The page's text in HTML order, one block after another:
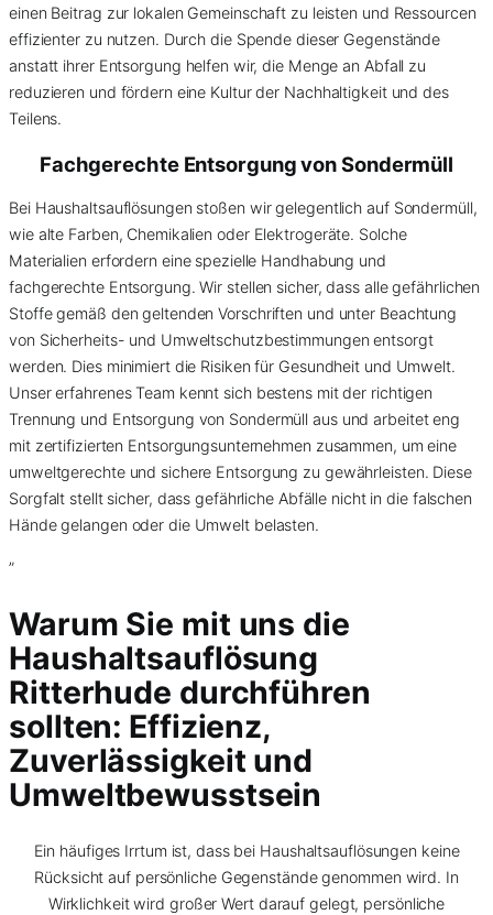
einen Beitrag zur lokalen Gemeinschaft zu leisten und Ressourcen
effizienter zu nutzen. Durch die Spende dieser Gegenstände
anstatt ihrer Entsorgung helfen wir, die Menge an Abfall zu
reduzieren und fördern eine Kultur der Nachhaltigkeit und des
Teilens.
Fachgerechte Entsorgung vonSondermüll
Bei Haushaltsauflösungen stoßen wir gelegentlich auf Sondermüll,
wie alte Farben, Chemikalien oder Elektrogeräte. Solche
Materialien erfordern eine spezielle Handhabung und
fachgerechte Entsorgung. Wir stellen sicher, dass alle gefährlichen
Stoffe gemäß den geltenden Vorschriften und unter Beachtung
von Sicherheits- und Umweltschutzbestimmungen entsorgt
werden. Dies minimiert die Risiken für Gesundheit und Umwelt.
Unser erfahrenes Team kennt sich bestens mit der richtigen
Trennung und Entsorgung von Sondermüll aus und arbeitet eng
mit zertifizierten Entsorgungsunternehmen zusammen, um eine
umweltgerechte und sichere Entsorgung zu gewährleisten. Diese
Sorgfalt stellt sicher, dass gefährliche Abfälle nicht in die falschen
Hände gelangen oder die Umwelt belasten.
”
Warum Sie mit uns die
Haushaltsauflösung
Ritterhude durchführen
sollten: Effizienz,
Zuverlässigkeit und
Umweltbewusstsein
Ein häufiges Irrtum ist, dass bei Haushaltsauflösungen keine
Rücksicht auf persönliche Gegenstände genommen wird. In
Wirklichkeit wird großer Wert darauf gelegt, persönliche